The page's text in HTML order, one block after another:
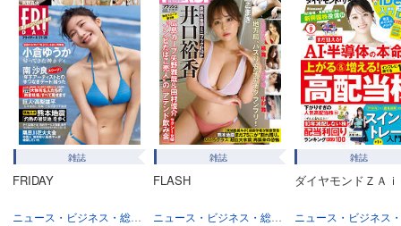
試し読み
あらすじを表示する
週プレ 2026年2月2日号No.5
550円 (税込)
カート
試し読み
あらすじを表示する
週プレ 2026年1月26日号No.3＆4
雑誌
FRIDAY
総合
雑誌
FLASH
総合
雑誌
ダイヤモンドＺＡｉ